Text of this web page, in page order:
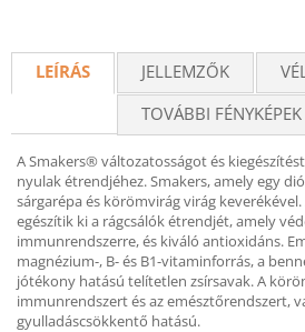
LEÍRÁS JELLEMZŐK
TOVÁBBI FÉNYKÉPEK
A Smakers® változatosságot és
nyulak étrendjéhez. Smakers, amely egy
sárgarépa és körömvirág virág
egészítik ki a rágcsálók étrendjét, amely
immunrendszerre, és kiváló antioxidáns.
magnézium-, B- és B1-vitaminforrás, a
jótékony hatású telítetlen zsírsavak. A
immunrendszert és az emésztőrendszert,
gyulladáscsökkentő hatású.